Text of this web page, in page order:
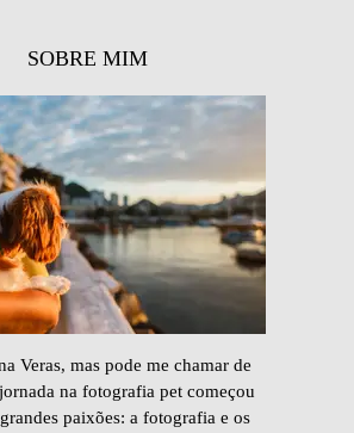
SOBRE MIM
Veras, mas pode me chamar de
na fotografia pet começou
paixões: a fotografia e os